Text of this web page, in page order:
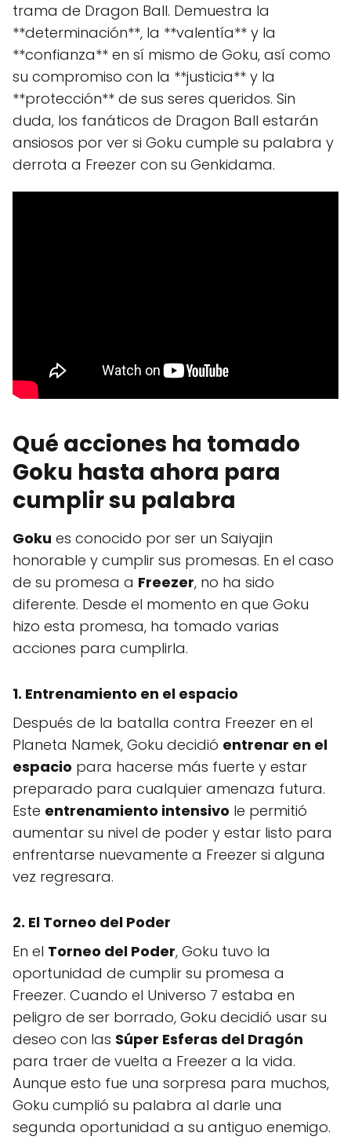
trama de Dragon Ball. Demuestra la
**determinación**, la **valentía** y la
**confianza** en sí mismo de Goku, así como
su compromiso con la **justicia** y la
**protección** de sus seres queridos. Sin
duda, los fanáticos de Dragon Ball estarán
ansiosos por ver si Goku cumple su palabra y
derrota a Freezer con su Genkidama.
Qué acciones ha tomado
Goku hasta ahora para
cumplir su palabra
Goku es conocido por ser un Saiyajin
honorable y cumplir sus promesas. En el caso
de su promesa a Freezer, no ha sido
diferente. Desde el momento en que Goku
hizo esta promesa, ha tomado varias
acciones para cumplirla.
1. Entrenamiento en el espacio
Después de la batalla contra Freezer en el
Planeta Namek, Goku decidió entrenar en el
espacio para hacerse más fuerte y estar
preparado para cualquier amenaza futura.
Este entrenamiento intensivo le permitió
aumentar su nivel de poder y estar listo para
enfrentarse nuevamente a Freezer si alguna
vez regresara.
2. El Torneo del Poder
En el Torneo del Poder, Goku tuvo la
oportunidad de cumplir su promesa a
Freezer. Cuando el Universo 7 estaba en
peligro de ser borrado, Goku decidió usar su
deseo con las Súper Esferas del Dragón
para traer de vuelta a Freezer a la vida.
Aunque esto fue una sorpresa para muchos,
Goku cumplió su palabra al darle una
segunda oportunidad a su antiguo enemigo.